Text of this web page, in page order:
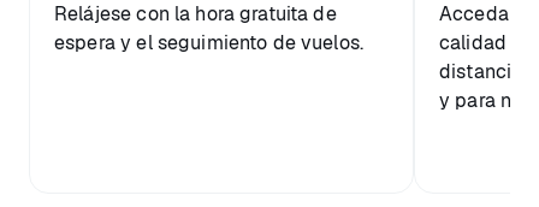
Relájese con la hora gratuita de
espera y el seguimiento de vuelos.
Acceda a
calidad a
distancia
y para